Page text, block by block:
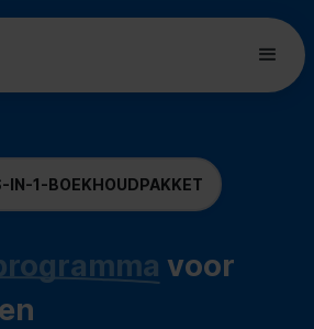
IN-1-BOEKHOUDPAKKET
voor